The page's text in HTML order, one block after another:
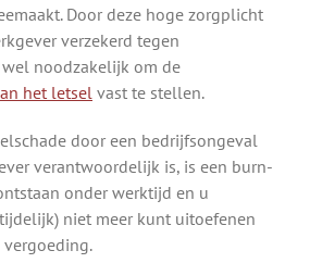
Door deze hoge zorgplicht
verzekerd tegen
noodzakelijk om de
het letsel vast te stellen.
door een bedrijfsongeval
verantwoordelijk is, is een burn-
onder werktijd en u
niet meer kunt uitoefenen